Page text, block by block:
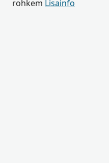
rohkem Lisainfo